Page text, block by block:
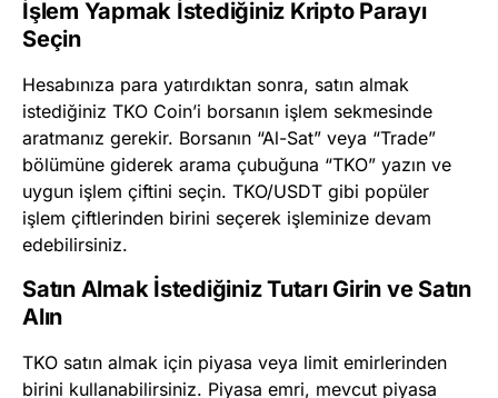
İşlem Yapmak İstediğiniz Kripto Parayı
Seçin
Hesabınıza para yatırdıktan sonra, satın almak
istediğiniz TKO Coin’i borsanın işlem sekmesinde
aratmanız gerekir. Borsanın “Al-Sat” veya “Trade”
bölümüne giderek arama çubuğuna “TKO” yazın ve
uygun işlem çiftini seçin. TKO/USDT gibi popüler
işlem çiftlerinden birini seçerek işleminize devam
edebilirsiniz.
Satın Almak İstediğiniz Tutarı Girin ve Satın
Alın
TKO satın almak için piyasa veya limit emirlerinden
birini kullanabilirsiniz. Piyasa emri, mevcut piyasa